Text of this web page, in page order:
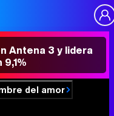
Antena 3 y lidera
del amor